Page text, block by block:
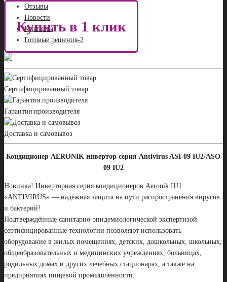
Отзывы
Новости
Контакты
Готовые решения-2
Купить в 1 клик
Сертифицированный товар
Гарантия производителя
Доставка и самовывоз
Кондиционер AERONIK инвертор серия Antivirus ASI-09 IU2/ASO-
09 IU2
Новинка! Инверторная серия кондиционеров Aeronik IU1
«ANTIVIRUS» — надёжная защита на пути распространения вирусов
и бактерий!
Подтверждённые санитарно-эпидемиологической экспертизой
сертифицированные технологии позволяют использовать
оборудование в жилых помещениях, детских, дошкольных, школьных,
общеобразовательных и медицинских учреждениях, больницах,
родильных домах и других лечебных стационарах, а также на
предприятиях пищевой промышленности.